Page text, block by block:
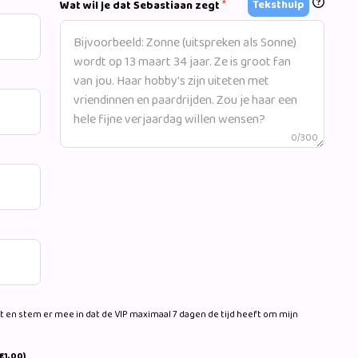
Wat wil je dat Sebastiaan zegt* Teksthulp
0/300
stem er mee in dat de VIP maximaal 7 dagen de tijd heeft om mijn